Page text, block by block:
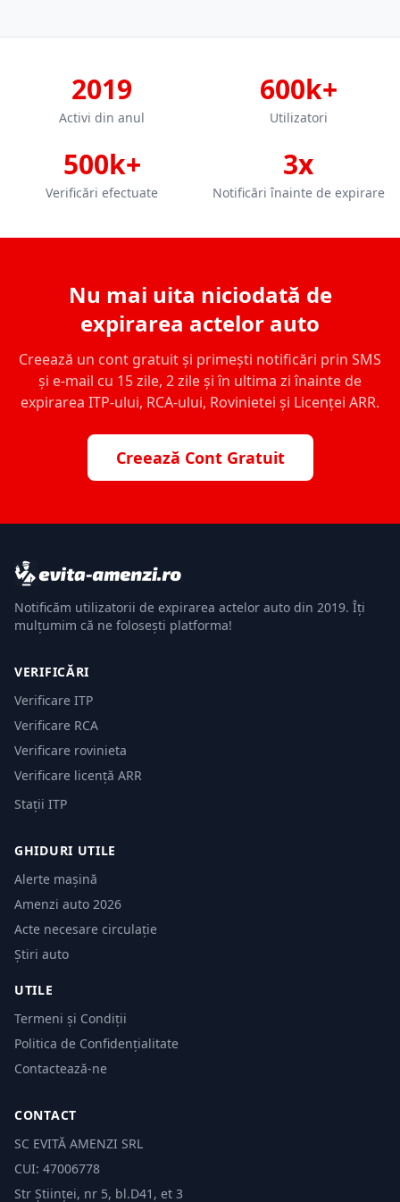
2019
Activi din anul
600k+
Utilizatori
500k+
Verificări efectuate
3x
Notificări înainte de expirare
Nu mai uita niciodată de
expirarea actelor auto
Creează un cont gratuit și primești notificări prin SMS
și e-mail cu 15 zile, 2 zile și în ultima zi înainte de
expirarea ITP-ului, RCA-ului, Rovinietei și Licenței ARR.
Creează Cont Gratuit
Notificăm utilizatorii de expirarea actelor auto din 2019. Îți
mulțumim că ne folosești platforma!
VERIFICĂRI
Verificare ITP
Verificare RCA
Verificare rovinieta
Verificare licență ARR
Stații ITP
GHIDURI UTILE
Alerte mașină
Amenzi auto 2026
Acte necesare circulație
Știri auto
UTILE
Termeni și Condiții
Politica de Confidențialitate
Contactează-ne
CONTACT
SC EVITĂ AMENZI SRL
CUI: 47006778
Str Științei, nr 5, bl.D41, et 3